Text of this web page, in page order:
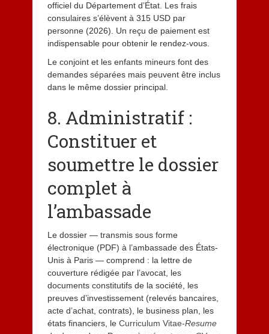
officiel du Département d’État. Les frais
consulaires s’élèvent à 315 USD par
personne (2026). Un reçu de paiement est
indispensable pour obtenir le rendez-vous.
Le conjoint et les enfants mineurs font des
demandes séparées mais peuvent être inclus
dans le même dossier principal.
8. Administratif :
Constituer et
soumettre le dossier
complet à
l’ambassade
Le dossier — transmis sous forme
électronique (PDF) à l’ambassade des États-
Unis à Paris — comprend : la lettre de
couverture rédigée par l’avocat, les
documents constitutifs de la société, les
preuves d’investissement (relevés bancaires,
acte d’achat, contrats), le business plan, les
états financiers, le Curriculum Vitae-Resume